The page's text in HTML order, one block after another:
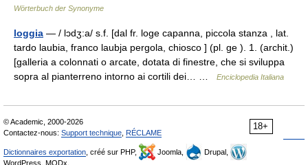
Wörterbuch der Synonyme
loggia — / lɔdʒ:a/ s.f. [dal fr. loge capanna, piccola stanza , lat.
tardo laubia, franco laubja pergola, chiosco ] (pl. ge ). 1. (archit.)
[galleria a colonnati o arcate, dotata di finestre, che si sviluppa
sopra al pianterreno intorno ai cortili dei… …
Enciclopedia Italiana
18+
© Academic, 2000-2026
Contactez-nous: Support technique RÉCLAME
Dictionnaires exportation , créé sur PHP, Joomla,
Drupal,
WordPress, MODx.